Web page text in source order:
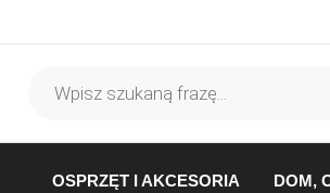
produktów
OSPRZĘT I AKCESORIA
DOM,